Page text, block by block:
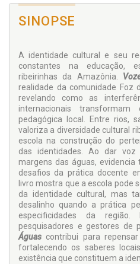
SINOPSE
A identidade cultural e seu
constantes na educação,
ribeirinhas da Amazônia.
realidade da comunidade Foz
revelando como as
internacionais
pedagógica local. Entre rios,
valoriza a diversidade cultural
escola na construção do
das identidades. Ao dar voz
margens das águas,
desafios da prática docente
livro mostra que a escola pode
da identidade cultural, mas
desalinho quando a prática
especificidades da região.
pesquisadores e gestores de
Águas contribui para
fortalecendo os saberes
existência que constituem a